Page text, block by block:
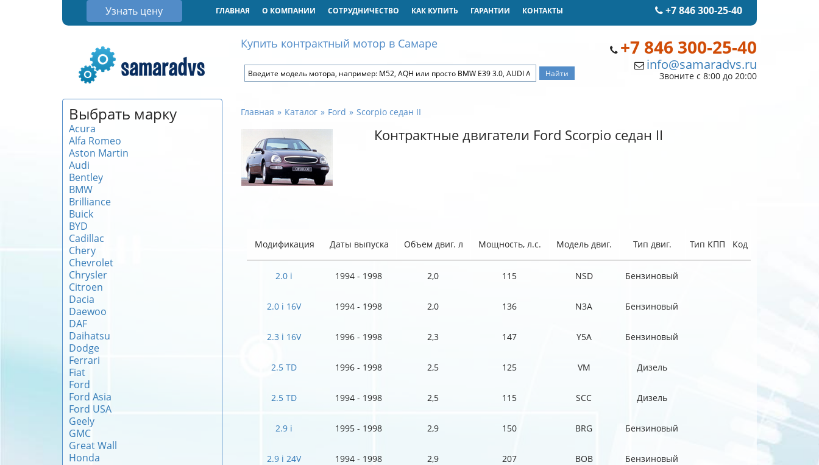
Узнать цену +7 846 300-25-40
ГЛАВНАЯ О КОМПАНИИ СОТРУДНИЧЕСТВО КАК КУПИТЬ ГАРАНТИИ КОНТАКТЫ
+7 846 300-25-40
info@samaradvs.ru
Звоните с 8:00 до 20:00
Купить контрактный мотор в Самаре
Выбрать марку
Acura
Alfa Romeo
Aston Martin
Audi
Bentley
BMW
Brilliance
Buick
BYD
Cadillac
Chery
Chevrolet
Chrysler
Citroen
Dacia
Daewoo
DAF
Daihatsu
Dodge
Ferrari
Fiat
Ford
Ford Asia
Ford USA
Geely
GMC
Great Wall
Honda
Главная Каталог Ford Scorpio седан II
Контрактные двигатели Ford Scorpio седан II
Модификация Даты выпуска Объем двиг. л Мощность, л.с. Модель двиг. Тип двиг. Тип КПП Код
2.0 i 1994 - 1998 2,0 115 NSD Бензиновый
2.0 i 16V 1994 - 1998 2,0 136 N3A Бензиновый
2.3 i 16V 1996 - 1998 2,3 147 Y5A Бензиновый
2.5 TD 1996 - 1998 2,5 125 VM Дизель
2.5 TD 1994 - 1998 2,5 115 SCC Дизель
2.9 i 1995 - 1998 2,9 150 BRG Бензиновый
2.9 i 24V 1994 - 1998 2,9 207 BOB Бензиновый